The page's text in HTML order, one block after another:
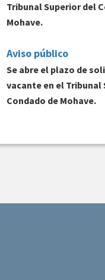
Tribunal Superior del
Mohave.
Aviso público
Se abre el plazo de
vacante en el Tribunal
Condado de Mohave.